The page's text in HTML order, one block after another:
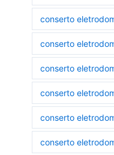
conserto
conserto
conserto
conserto
conserto
conserto